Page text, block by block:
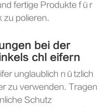
fertige Produkte für
zu polieren.
bei der
chl eifern
unglaublich nützlich
zu verwenden. Tragen
Schutz